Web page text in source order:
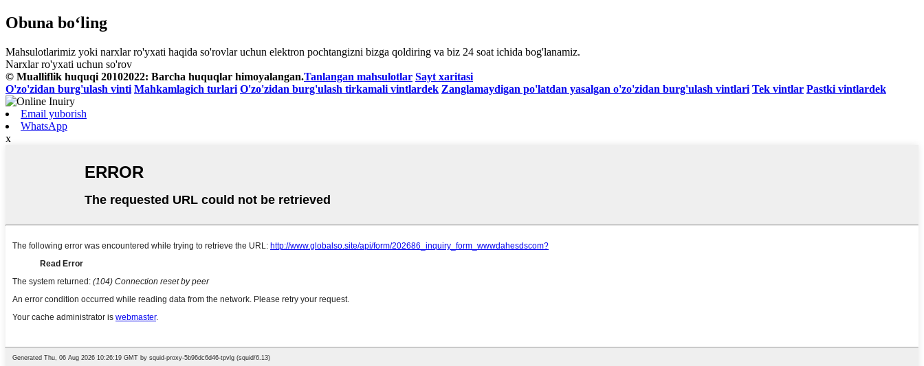
Obuna bo‘ling
Mahsulotlarimiz yoki narxlar ro'yxati haqida so'rovlar uchun elektron pochtangizni bizga qoldiring va biz 24 soat ichida bog'lanamiz.
Narxlar ro'yxati uchun so'rov
© Mualliflik huquqi 20102022: Barcha huquqlar himoyalangan.Tanlangan mahsulotlar Sayt xaritasi
O'zo'zidan burg'ulash vinti Mahkamlagich turlari O'zo'zidan burg'ulash tirkamali vintlardek Zanglamaydigan po'latdan yasalgan o'zo'zidan burg'ulash vintlari Tek vintlar Pastki vintlardek
Email yuborish
WhatsApp
x